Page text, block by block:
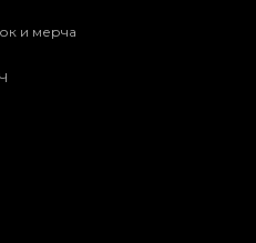
и мерча